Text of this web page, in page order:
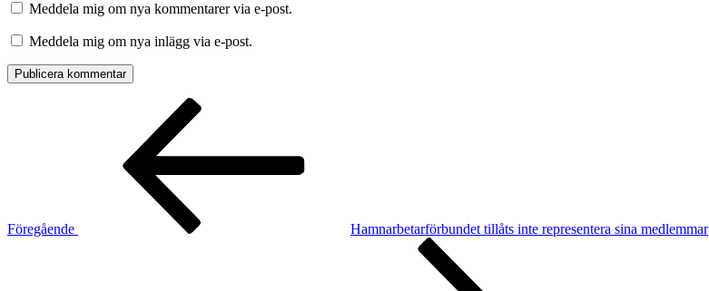
Meddela mig om nya kommentarer via e-post.
Meddela mig om nya inlägg via e-post.
Inläggsnavigering
Föregående
Hamnarbetarförbundet tillåts inte representera sina medlemmar